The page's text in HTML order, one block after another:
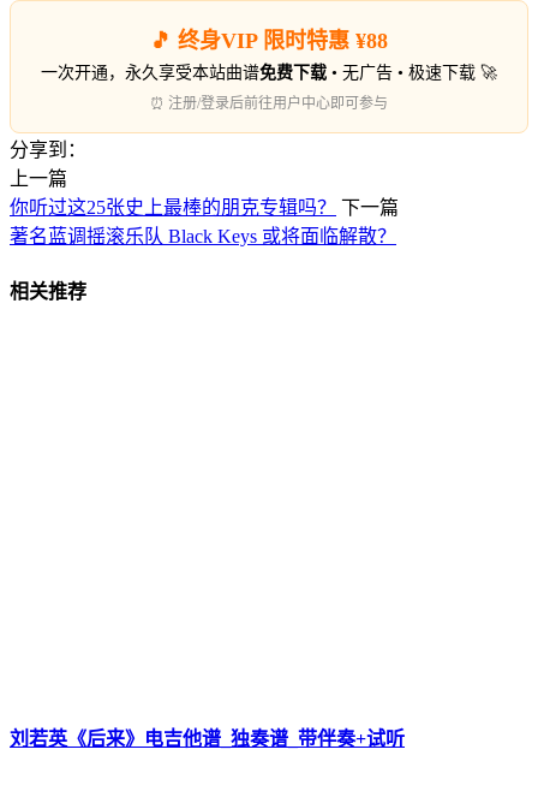
🎵 终身VIP 限时特惠 ¥88
一次开通，永久享受本站曲谱免费下载 • 无广告 • 极速下载 🚀
⏰ 注册/登录后前往用户中心即可参与
分享到：
上一篇
你听过这25张史上最棒的朋克专辑吗？
下一篇
著名蓝调摇滚乐队 Black Keys 或将面临解散？
相关推荐
刘若英《后来》电吉他谱_独奏谱_带伴奏+试听